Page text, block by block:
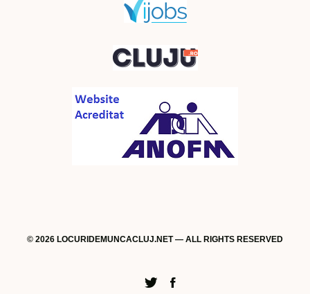
© 2026 LOCURIDEMUNCACLUJ.NET — ALL RIGHTS RESERVED